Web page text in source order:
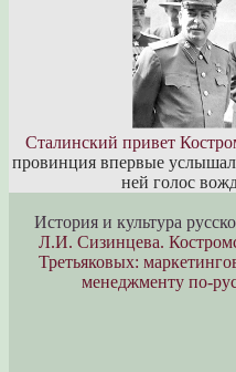
Сталинский привет
провинция впервые
ней голос
История и культура
Л.И. Сизинцева.
Третьяковых:
менеджменту по-